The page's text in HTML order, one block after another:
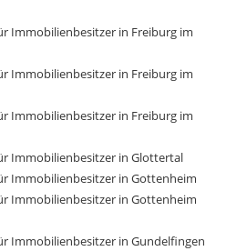
Immobilienbesitzer in Freiburg im
Immobilienbesitzer in Freiburg im
Immobilienbesitzer in Freiburg im
Immobilienbesitzer in Glottertal
Immobilienbesitzer in Gottenheim
Immobilienbesitzer in Gottenheim
Immobilienbesitzer in Gundelfingen